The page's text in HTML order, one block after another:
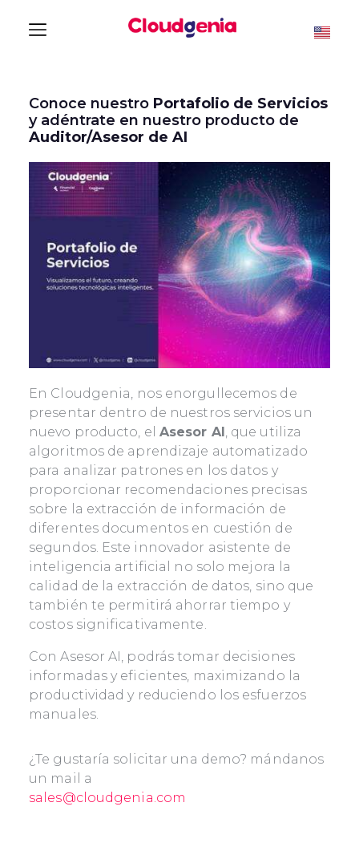
Conoce nuestro Portafolio de Servicios
y adéntrate en nuestro producto de
Auditor/Asesor de AI
En Cloudgenia, nos enorgullecemos de
presentar dentro de nuestros servicios un
nuevo producto, el Asesor AI , que utiliza
algoritmos de aprendizaje automatizado
para analizar patrones en los datos y
proporcionar recomendaciones precisas
sobre la extracción de información de
diferentes documentos en cuestión de
segundos. Este innovador asistente de
inteligencia artificial no solo mejora la
calidad de la extracción de datos, sino que
también te permitirá ahorrar tiempo y
costos significativamente.
Con Asesor AI, podrás tomar decisiones
informadas y eficientes, maximizando la
productividad y reduciendo los esfuerzos
manuales.
¿Te gustaría solicitar una demo? mándanos
un mail a
sales@cloudgenia.com